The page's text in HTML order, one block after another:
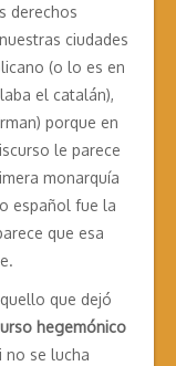
derechos
ciudades
(o lo es en
el catalán),
porque en
le parece
monarquía
español fue la
que esa
que dejó
hegemónico
no se lucha